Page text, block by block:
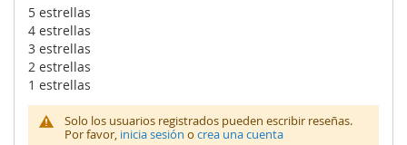
% of100
5 estrellas
4 estrellas
3 estrellas
2 estrellas
1 estrellas
Solo los usuarios registrados pueden escribir reseñas.
Por favor, inicia sesión o crea una cuenta